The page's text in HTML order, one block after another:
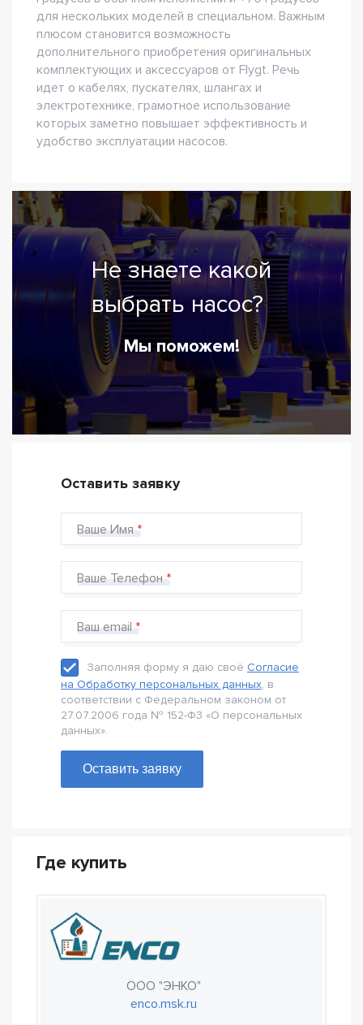
для нескольких моделей в специальном. Важным
плюсом становится возможность
дополнительного приобретения оригинальных
комплектующих и аксессуаров от Flygt. Речь
идет о кабелях, пускателях, шлангах и
электротехнике, грамотное использование
которых заметно повышает эффективность и
удобство эксплуатации насосов.
Не знаете какой
выбрать насос?
Мы поможем!
Оставить заявку
Ваше Имя
Ваше Телефон
Ваш email
Заполняя форму я даю своё Согласие
на Обработку персональных данных, в
соответствии с Федеральном законом от
27.07.2006 года № 152-Ф3 «О персональных
данных».
Оставить заявку
Где купить
ООО "ЭНКО"
enco.msk.ru